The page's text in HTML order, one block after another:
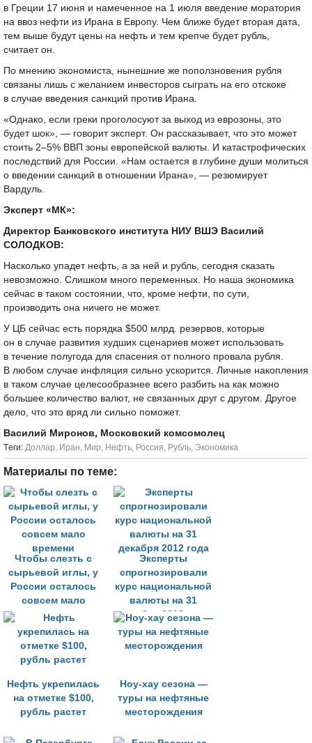
в Греции 17 июня и намеченное на 1 июля введение моратория
на ввоз нефти из Ирана в Европу. Чем ближе будет вторая дата,
тем выше будут цены на нефть и тем крепче будет рубль,
считает он.
По мнению экономиста, нынешние же поползновения рубля
связаны лишь с желанием инвесторов сыграть на его отскоке
в случае введения санкций против Ирана.
«Однако, если греки проголосуют за выход из еврозоны, это
будет шок», — говорит эксперт. Он рассказывает, что это может
стоить 2–5% ВВП зоны европейской валюты. И катастрофических
последствий для России. «Нам остается в глубине души молиться
о введении санкций в отношении Ирана», — резюмирует
Вардуль.
Эксперт «МК»:
Директор Банковского института НИУ ВШЭ Василий
СОЛОДКОВ:
Насколько упадет нефть, а за ней и рубль, сегодня сказать
невозможно. Слишком много переменных. Но наша экономика
сейчас в таком состоянии, что, кроме нефти, по сути,
производить она ничего не может.
У ЦБ сейчас есть порядка $500 млрд. резервов, которые
он в случае развития худших сценариев может использовать
в течение полугода для спасения от полного провала рубля.
В любом случае инфляция сильно ускорится. Личные накопления
в таком случае целесообразнее всего разбить на как можно
большее количество валют, не связанных друг с другом. Другое
дело, что это вряд ли сильно поможет.
Василий Миронов, Московский комсомолец
Tеги: Доллар, Иран, Мир, Нефть, Россия, Рубль, Экономика
Материалы по теме:
Чтобы слезть с
сырьевой иглы, у
России осталось
совсем мало
времени
Эксперты
спрогнозировали
курс национальной
валюты на 31
декабря 2012 года
Нефть укрепилась
на отметке $100,
рубль растет
Ноу-хау сезона —
туры на нефтяные
месторождения